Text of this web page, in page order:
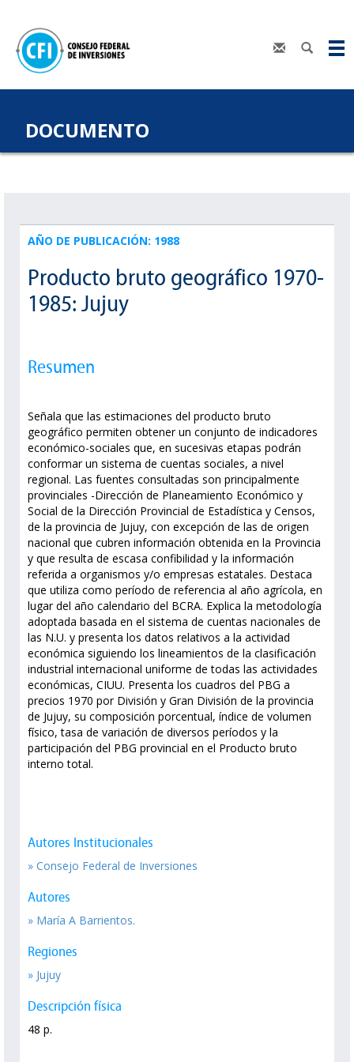
DOCUMENTO
AÑO DE PUBLICACIÓN: 1988
Producto bruto geográfico 1970-
1985: Jujuy
Resumen
Señala que las estimaciones del producto bruto
geográfico permiten obtener un conjunto de indicadores
económico-sociales que, en sucesivas etapas podrán
conformar un sistema de cuentas sociales, a nivel
regional. Las fuentes consultadas son principalmente
provinciales -Dirección de Planeamiento Económico y
Social de la Dirección Provincial de Estadística y Censos,
de la provincia de Jujuy, con excepción de las de origen
nacional que cubren información obtenida en la Provincia
y que resulta de escasa confibilidad y la información
referida a organismos y/o empresas estatales. Destaca
que utiliza como período de referencia al año agrícola, en
lugar del año calendario del BCRA. Explica la metodología
adoptada basada en el sistema de cuentas nacionales de
las N.U. y presenta los datos relativos a la actividad
económica siguiendo los lineamientos de la clasificación
industrial internacional uniforme de todas las actividades
económicas, CIUU. Presenta los cuadros del PBG a
precios 1970 por División y Gran División de la provincia
de Jujuy, su composición porcentual, índice de volumen
físico, tasa de variación de diversos períodos y la
participación del PBG provincial en el Producto bruto
interno total.
Autores Institucionales
» Consejo Federal de Inversiones
Autores
» María A Barrientos.
Regiones
» Jujuy
Descripción física
48 p.